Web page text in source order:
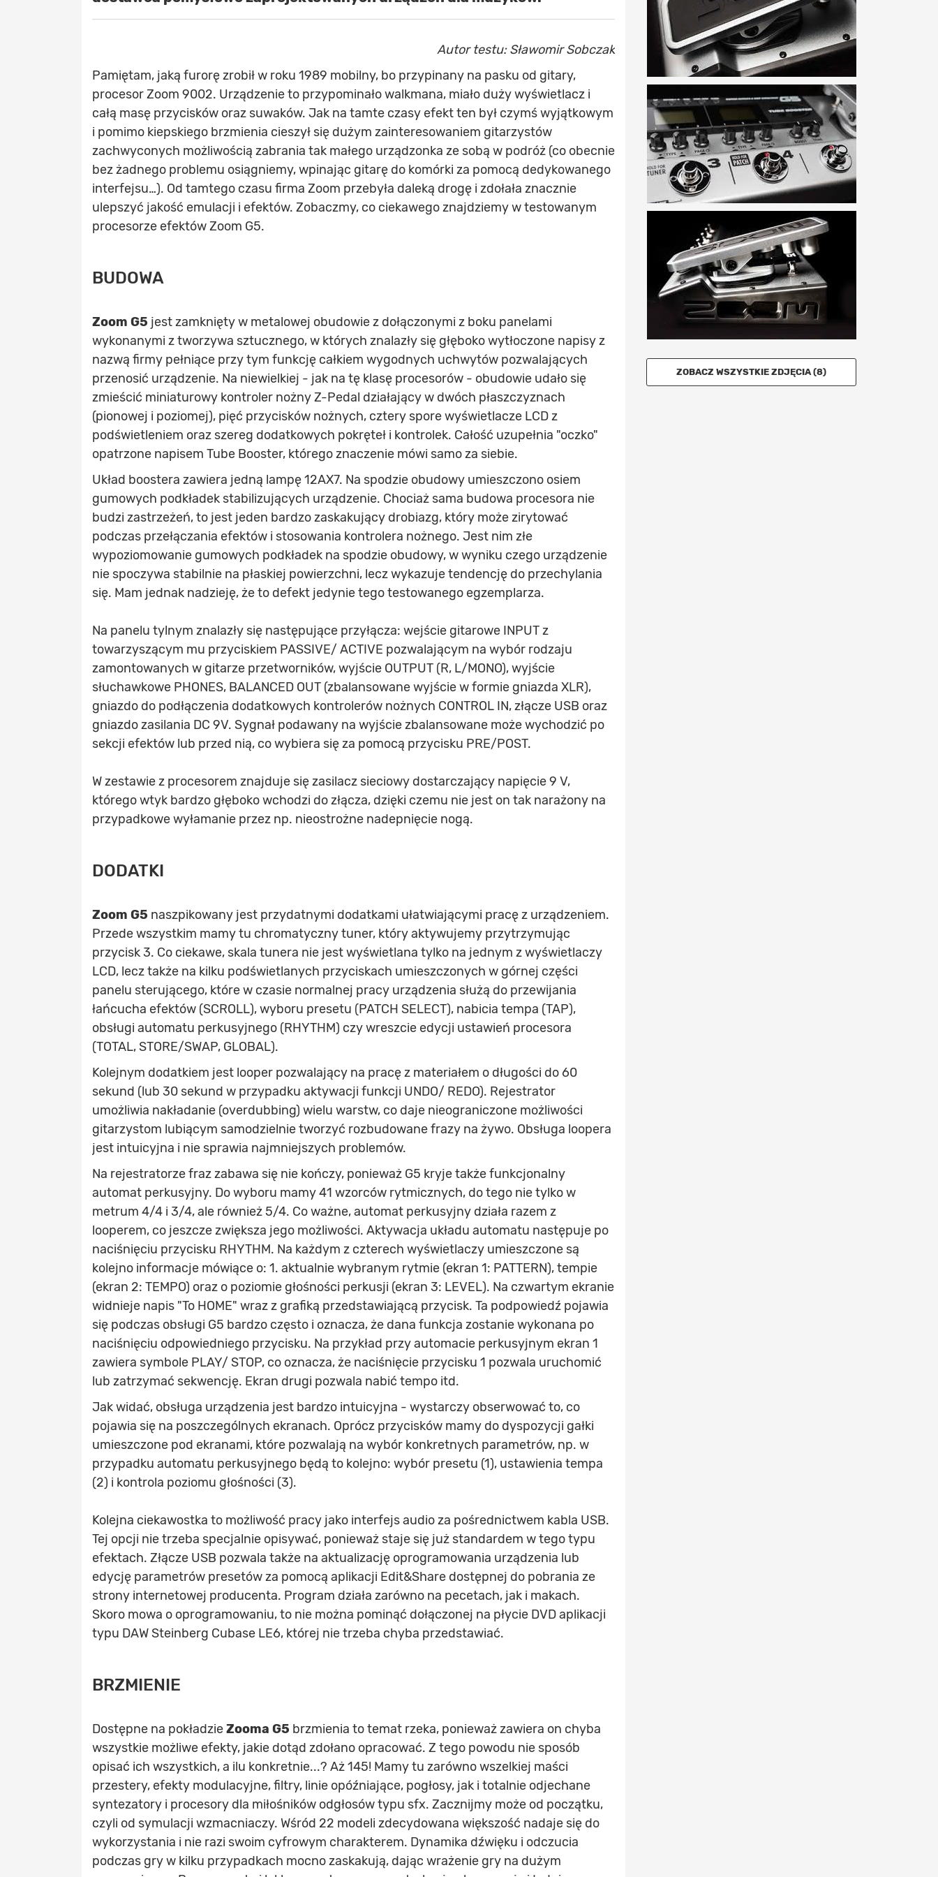
Autor testu: Sławomir Sobczak
Pamiętam, jaką furorę zrobił w roku 1989 mobilny, bo przypinany na pasku od gitary,
procesor Zoom 9002. Urządzenie to przypominało walkmana, miało duży wyświetlacz i
całą masę przycisków oraz suwaków. Jak na tamte czasy efekt ten był czymś wyjątkowym
i pomimo kiepskiego brzmienia cieszył się dużym zainteresowaniem gitarzystów
zachwyconych możliwością zabrania tak małego urządzonka ze sobą w podróż (co obecnie
bez żadnego problemu osiągniemy, wpinając gitarę do komórki za pomocą dedykowanego
interfejsu…). Od tamtego czasu firma Zoom przebyła daleką drogę i zdołała znacznie
ulepszyć jakość emulacji i efektów. Zobaczmy, co ciekawego znajdziemy w testowanym
procesorze efektów Zoom G5.
BUDOWA
Zoom G5 jest zamknięty w metalowej obudowie z dołączonymi z boku panelami
wykonanymi z tworzywa sztucznego, w których znalazły się głęboko wytłoczone napisy z
nazwą firmy pełniące przy tym funkcję całkiem wygodnych uchwytów pozwalających
przenosić urządzenie. Na niewielkiej - jak na tę klasę procesorów - obudowie udało się
zmieścić miniaturowy kontroler nożny Z-Pedal działający w dwóch płaszczyznach
(pionowej i poziomej), pięć przycisków nożnych, cztery spore wyświetlacze LCD z
podświetleniem oraz szereg dodatkowych pokręteł i kontrolek. Całość uzupełnia "oczko"
opatrzone napisem Tube Booster, którego znaczenie mówi samo za siebie.
Układ boostera zawiera jedną lampę 12AX7. Na spodzie obudowy umieszczono osiem
gumowych podkładek stabilizujących urządzenie. Chociaż sama budowa procesora nie
budzi zastrzeżeń, to jest jeden bardzo zaskakujący drobiazg, który może zirytować
podczas przełączania efektów i stosowania kontrolera nożnego. Jest nim złe
wypoziomowanie gumowych podkładek na spodzie obudowy, w wyniku czego urządzenie
nie spoczywa stabilnie na płaskiej powierzchni, lecz wykazuje tendencję do przechylania
się. Mam jednak nadzieję, że to defekt jedynie tego testowanego egzemplarza.
Na panelu tylnym znalazły się następujące przyłącza: wejście gitarowe INPUT z
towarzyszącym mu przyciskiem PASSIVE/ ACTIVE pozwalającym na wybór rodzaju
zamontowanych w gitarze przetworników, wyjście OUTPUT (R, L/MONO), wyjście
słuchawkowe PHONES, BALANCED OUT (zbalansowane wyjście w formie gniazda XLR),
gniazdo do podłączenia dodatkowych kontrolerów nożnych CONTROL IN, złącze USB oraz
gniazdo zasilania DC 9V. Sygnał podawany na wyjście zbalansowane może wychodzić po
sekcji efektów lub przed nią, co wybiera się za pomocą przycisku PRE/POST.
W zestawie z procesorem znajduje się zasilacz sieciowy dostarczający napięcie 9 V,
którego wtyk bardzo głęboko wchodzi do złącza, dzięki czemu nie jest on tak narażony na
przypadkowe wyłamanie przez np. nieostrożne nadepnięcie nogą.
DODATKI
Zoom G5 naszpikowany jest przydatnymi dodatkami ułatwiającymi pracę z urządzeniem.
Przede wszystkim mamy tu chromatyczny tuner, który aktywujemy przytrzymując
przycisk 3. Co ciekawe, skala tunera nie jest wyświetlana tylko na jednym z wyświetlaczy
LCD, lecz także na kilku podświetlanych przyciskach umieszczonych w górnej części
panelu sterującego, które w czasie normalnej pracy urządzenia służą do przewijania
łańcucha efektów (SCROLL), wyboru presetu (PATCH SELECT), nabicia tempa (TAP),
obsługi automatu perkusyjnego (RHYTHM) czy wreszcie edycji ustawień procesora
(TOTAL, STORE/SWAP, GLOBAL).
Kolejnym dodatkiem jest looper pozwalający na pracę z materiałem o długości do 60
sekund (lub 30 sekund w przypadku aktywacji funkcji UNDO/ REDO). Rejestrator
umożliwia nakładanie (overdubbing) wielu warstw, co daje nieograniczone możliwości
gitarzystom lubiącym samodzielnie tworzyć rozbudowane frazy na żywo. Obsługa loopera
jest intuicyjna i nie sprawia najmniejszych problemów.
Na rejestratorze fraz zabawa się nie kończy, ponieważ G5 kryje także funkcjonalny
automat perkusyjny. Do wyboru mamy 41 wzorców rytmicznych, do tego nie tylko w
metrum 4/4 i 3/4, ale również 5/4. Co ważne, automat perkusyjny działa razem z
looperem, co jeszcze zwiększa jego możliwości. Aktywacja układu automatu następuje po
naciśnięciu przycisku RHYTHM. Na każdym z czterech wyświetlaczy umieszczone są
kolejno informacje mówiące o: 1. aktualnie wybranym rytmie (ekran 1: PATTERN), tempie
(ekran 2: TEMPO) oraz o poziomie głośności perkusji (ekran 3: LEVEL). Na czwartym ekranie
widnieje napis "To HOME" wraz z grafiką przedstawiającą przycisk. Ta podpowiedź pojawia
się podczas obsługi G5 bardzo często i oznacza, że dana funkcja zostanie wykonana po
naciśnięciu odpowiedniego przycisku. Na przykład przy automacie perkusyjnym ekran 1
zawiera symbole PLAY/ STOP, co oznacza, że naciśnięcie przycisku 1 pozwala uruchomić
lub zatrzymać sekwencję. Ekran drugi pozwala nabić tempo itd.
Jak widać, obsługa urządzenia jest bardzo intuicyjna - wystarczy obserwować to, co
pojawia się na poszczególnych ekranach. Oprócz przycisków mamy do dyspozycji gałki
umieszczone pod ekranami, które pozwalają na wybór konkretnych parametrów, np. w
przypadku automatu perkusyjnego będą to kolejno: wybór presetu (1), ustawienia tempa
(2) i kontrola poziomu głośności (3).
Kolejna ciekawostka to możliwość pracy jako interfejs audio za pośrednictwem kabla USB.
Tej opcji nie trzeba specjalnie opisywać, ponieważ staje się już standardem w tego typu
efektach. Złącze USB pozwala także na aktualizację oprogramowania urządzenia lub
edycję parametrów presetów za pomocą aplikacji Edit&Share dostępnej do pobrania ze
strony internetowej producenta. Program działa zarówno na pecetach, jak i makach.
Skoro mowa o oprogramowaniu, to nie można pominąć dołączonej na płycie DVD aplikacji
typu DAW Steinberg Cubase LE6, której nie trzeba chyba przedstawiać.
BRZMIENIE
Dostępne na pokładzieZooma G5 brzmienia to temat rzeka, ponieważ zawiera on chyba
wszystkie możliwe efekty, jakie dotąd zdołano opracować. Z tego powodu nie sposób
opisać ich wszystkich, a ilu konkretnie...? Aż 145! Mamy tu zarówno wszelkiej maści
przestery, efekty modulacyjne, filtry, linie opóźniające, pogłosy, jak i totalnie odjechane
syntezatory i procesory dla miłośników odgłosów typu sfx. Zacznijmy może od początku,
czyli od symulacji wzmacniaczy. Wśród 22 modeli zdecydowana większość nadaje się do
wykorzystania i nie razi swoim cyfrowym charakterem. Dynamika dźwięku i odczucia
podczas gry w kilku przypadkach mocno zaskakują, dając wrażenie gry na dużym
ZOBACZ WSZYSTKIE ZDJĘCIA (8)